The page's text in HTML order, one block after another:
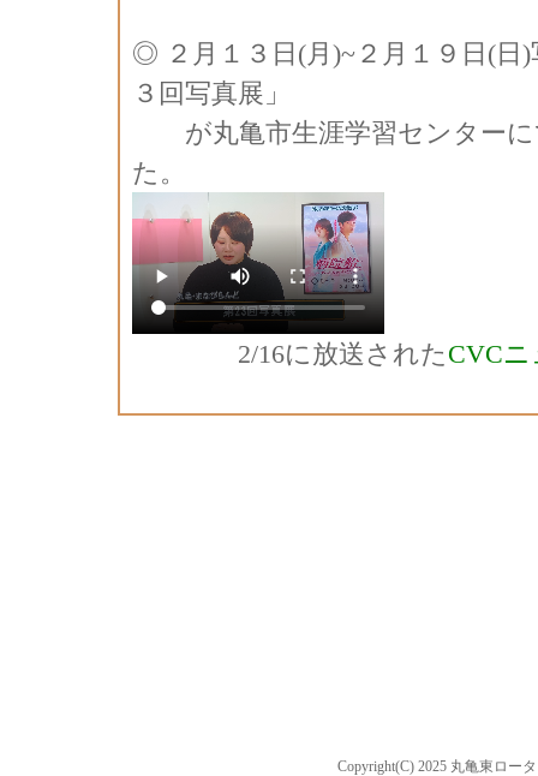
◎ ２月１３日(月)~２月１９日(日
３回写真展」
が丸亀市生涯学習センターに
た。
2/16に放送された CVC
Copyright(C) 2025 丸亀東ロー